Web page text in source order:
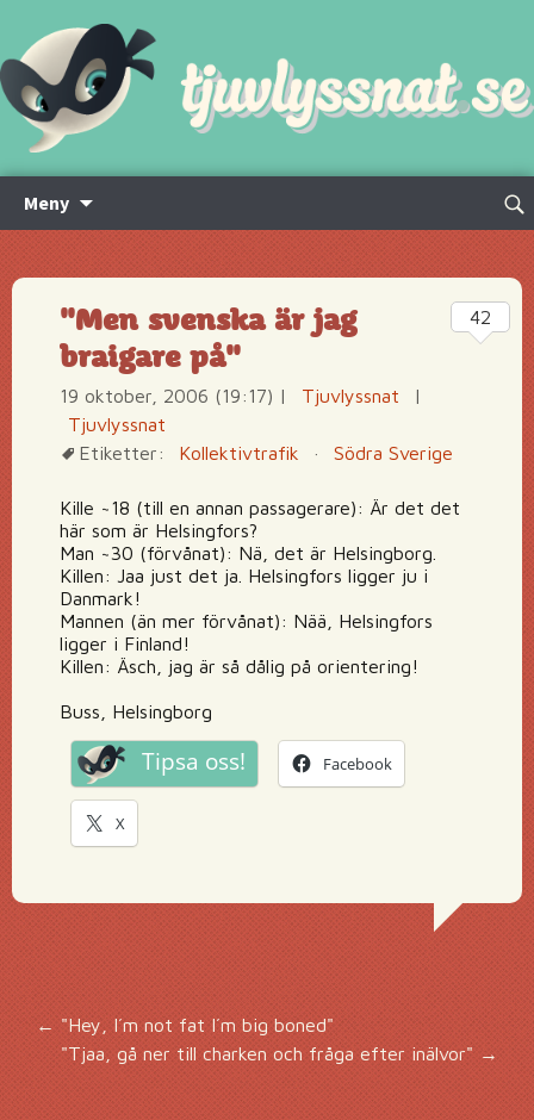
Meny
innehåll
Sök
"Men svenska är jag
braigare på"
19 oktober, 2006 (19:17) | Tjuvlyssnat
|
Tjuvlyssnat
Etiketter:
Kollektivtrafik · Södra Sverige
Kille ~18 (till en annan passagerare): Är det det
här som är Helsingfors?
Man ~30 (förvånat): Nä, det är Helsingborg.
Killen: Jaa just det ja. Helsingfors ligger ju i
Danmark!
Mannen (än mer förvånat): Nää, Helsingfors
ligger i Finland!
Killen: Äsch, jag är så dålig på orientering!
Buss, Helsingborg
Tipsa oss! Facebook
X
42
Inläggsnavigering
←"Hey, I´m not fat I´m big boned"
"Tjaa, gå ner till charken och fråga efter inälvor" →